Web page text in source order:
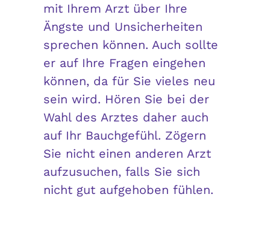
mit Ihrem Arzt über Ihre
Ängste und Unsicherheiten
sprechen können. Auch sollte
er auf Ihre Fragen eingehen
können, da für Sie vieles neu
sein wird. Hören Sie bei der
Wahl des Arztes daher auch
auf Ihr Bauchgefühl. Zögern
Sie nicht einen anderen Arzt
aufzusuchen, falls Sie sich
nicht gut aufgehoben fühlen.